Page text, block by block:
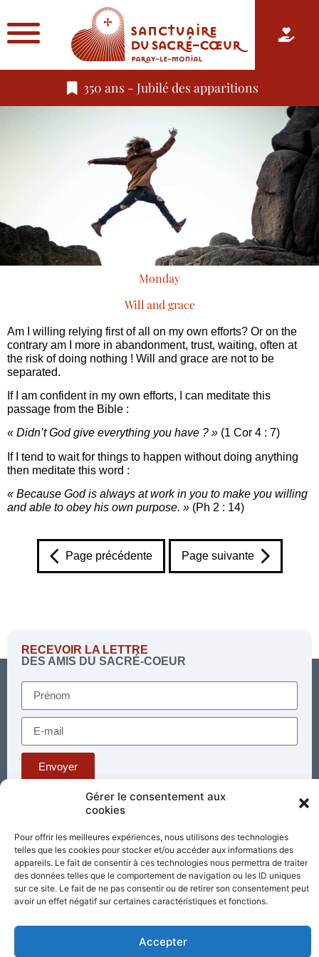
Gérer le consentement aux
cookies
Pour offrir les meilleures expériences, nous utilisons des technologies
telles que les cookies pour stocker et/ou accéder aux informations des
appareils. Le fait de consentir à ces technologies nous permettra de traiter
des données telles que le comportement de navigation ou les ID uniques
sur ce site. Le fait de ne pas consentir ou de retirer son consentement peut
avoir un effet négatif sur certaines caractéristiques et fonctions.
Accepter
350 ans - Jubilé des apparitions
Monday
Will and grace
Am I willing relying first of all on my own efforts? Or on the
contrary am I more in abandonment, trust, waiting, often at
the risk of doing nothing ! Will and grace are not to be
separated.
If I am confident in my own efforts, I can meditate this
passage from the Bible :
« Didn’t God give everything you have ? » (1 Cor 4 : 7)
If I tend to wait for things to happen without doing anything
then meditate this word :
« Because God is always at work in you to make you willing
and able to obey his own purpose. » (Ph 2 : 14)
Page précédente Page suivante
RECEVOIR LA LETTRE
DES AMIS DU SACRÉ-COEUR
Envoyer
Téléphone : 03 85 81 56 00
standard@sacrecoeur-paray.org
Paray TV
Agenda Nous contacter
Nos
partenaires
Mentions
légales
Partagez cette page